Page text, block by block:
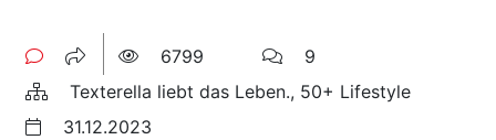
6799
9
Texterella liebt das Leben., 50+ Lifestyle
31.12.2023